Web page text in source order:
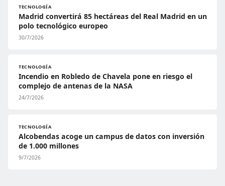
TECNOLOGÍA
Madrid convertirá 85 hectáreas del Real Madrid en un
polo tecnológico europeo
30/7/2026
TECNOLOGÍA
Incendio en Robledo de Chavela pone en riesgo el
complejo de antenas de la NASA
24/7/2026
TECNOLOGÍA
Alcobendas acoge un campus de datos con inversión
de 1.000 millones
9/7/2026